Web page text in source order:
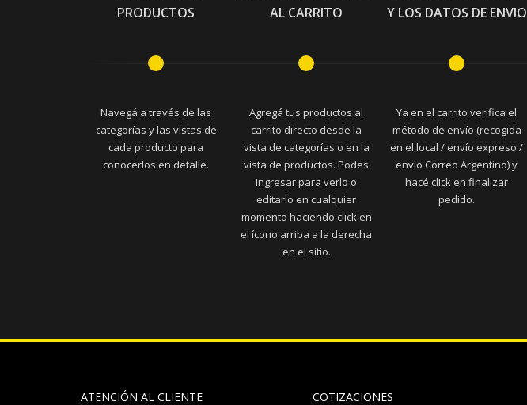
PRODUCTOS
Navegá a través de las
categorías y las vistas de
cada producto para
conocerlos en detalle.
AL CARRITO
Agregá tus productos al
carrito directo desde la
vista de categorías o en la
vista de productos. Podes
ingresar para verlo o
editarlo en cualquier
momento haciendo click en
el ícono arriba a la derecha
en el sitio.
Y LOS DATOS DE ENVIO
Ya en el carrito verifica el
método de envío (recogida
en el local / envío expreso /
envío Correo Argentino) y
hacé click en finalizar
pedido.
ATENCIÓN AL CLIENTE COTIZACIONES